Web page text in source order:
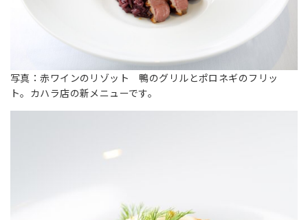
写真：赤ワインのリゾット 鴨のグリルとポロネギのフリッ
ト。カハラ店の新メニューです。